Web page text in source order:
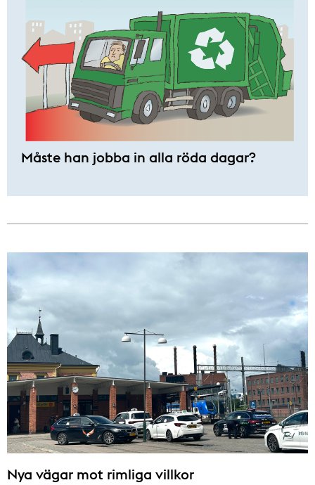
Måste han jobba in alla röda dagar?
Nya vägar mot rimliga villkor